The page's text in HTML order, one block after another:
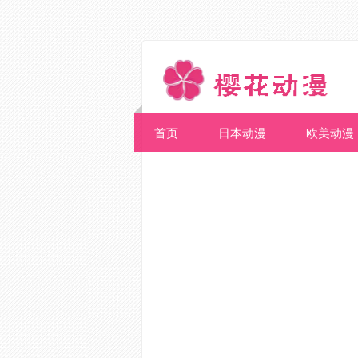
首页 日本动漫 欧美动漫